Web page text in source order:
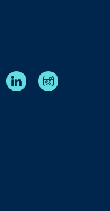
Youtube Linkedin